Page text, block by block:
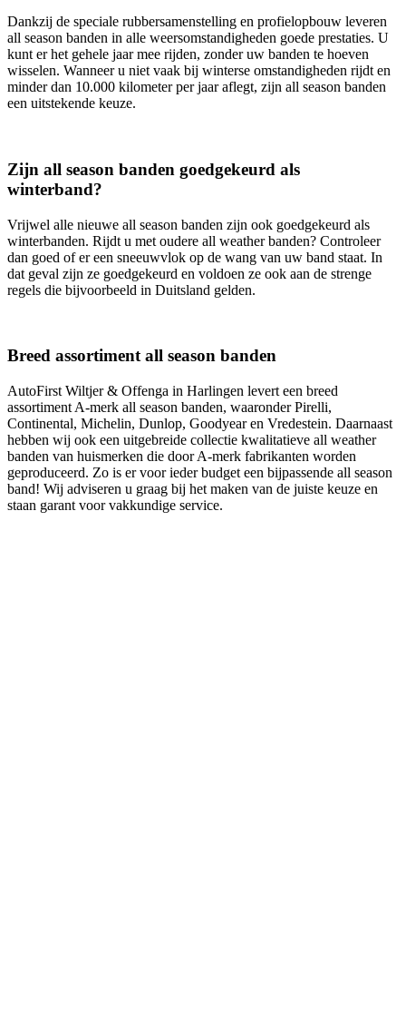
Dankzij de speciale rubbersamenstelling en profielopbouw leveren
all season banden in alle weersomstandigheden goede prestaties. U
kunt er het gehele jaar mee rijden, zonder uw banden te hoeven
wisselen. Wanneer u niet vaak bij winterse omstandigheden rijdt en
minder dan 10.000 kilometer per jaar aflegt, zijn all season banden
een uitstekende keuze.
Zijn all season banden goedgekeurd als
winterband?
Vrijwel alle nieuwe all season banden zijn ook goedgekeurd als
winterbanden. Rijdt u met oudere all weather banden? Controleer
dan goed of er een sneeuwvlok op de wang van uw band staat. In
dat geval zijn ze goedgekeurd en voldoen ze ook aan de strenge
regels die bijvoorbeeld in Duitsland gelden.
Breed assortiment all season banden
AutoFirst Wiltjer & Offenga in Harlingen levert een breed
assortiment A-merk all season banden, waaronder Pirelli,
Continental, Michelin, Dunlop, Goodyear en Vredestein. Daarnaast
hebben wij ook een uitgebreide collectie kwalitatieve all weather
banden van huismerken die door A-merk fabrikanten worden
geproduceerd. Zo is er voor ieder budget een bijpassende all season
band! Wij adviseren u graag bij het maken van de juiste keuze en
staan garant voor vakkundige service.